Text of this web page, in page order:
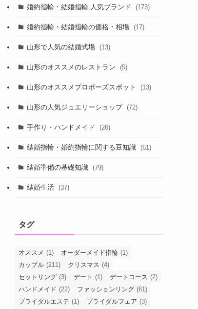
婚約指輪・結婚指輪 人気ブランド (173)
婚約指輪・結婚指輪の価格・相場 (17)
山形で人気の結婚式場 (13)
山形のオススメのレストラン (5)
山形のオススメプロポーズスポット (13)
山形の人気ジュエリーショップ (72)
手作り・ハンドメイド (26)
結婚指輪・婚約指輪に関する豆知識 (61)
結婚準備の基礎知識 (79)
結婚生活 (37)
タグ
オススメ (1) オーダーメイド指輪 (1)
カップル (211) クリスマス (4)
セットリング (3) デート (1) デートコース (2)
ハンドメイド (22) ファッションリング (61)
ブライダルエステ (1) ブライダルフェア (3)